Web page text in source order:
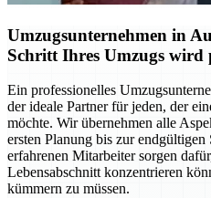
Umzugsunternehmen in
Schritt Ihres Umzugs wird
Ein professionelles
der ideale Partner für jeden, der
möchte. Wir übernehmen alle
ersten Planung bis zur endgültigen
erfahrenen Mitarbeiter sorgen
Lebensabschnitt konzentrieren
kümmern zu müssen.